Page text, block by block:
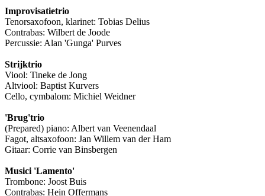
Improvisatietrio
Tenorsaxofoon, klarinet: Tobias Delius
Contrabas: Wilbert de Joode
Percussie: Alan 'Gunga' Purves
Strijktrio
Viool: Tineke de Jong
Altviool: Baptist Kurvers
Cello, cymbalom: Michiel Weidner
'Brug'trio
(Prepared) piano: Albert van Veenendaal
Fagot, altsaxofoon: Jan Willem van der Ham
Gitaar: Corrie van Binsbergen
Musici 'Lamento'
Trombone: Joost Buis
Contrabas: Hein Offermans